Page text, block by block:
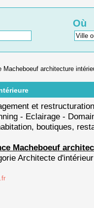
Où
Macheboeuf architecture
et
- Eclairage -
boutiques,
Macheboeuf
Architecte d'intérieur